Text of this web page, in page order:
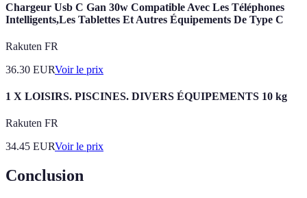
Chargeur Usb C Gan 30w Compatible Avec Les Téléphones
Intelligents,Les Tablettes Et Autres Équipements De Type C
Rakuten FR
36.30 EURVoir le prix
1 X LOISIRS. PISCINES. DIVERS ÉQUIPEMENTS 10 kg
Rakuten FR
34.45 EURVoir le prix
Conclusion